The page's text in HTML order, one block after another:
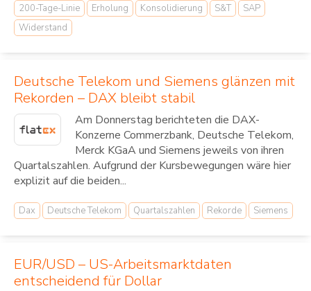
200-Tage-Linie Erholung Konsolidierung S&T
SAP
Widerstand
Deutsche Telekom und Siemens glänzen mit
Rekorden – DAX bleibt stabil
Am Donnerstag berichteten die DAX-
Konzerne Commerzbank, Deutsche Telekom,
Merck KGaA und Siemens jeweils von ihren
Quartalszahlen. Aufgrund der Kursbewegungen wäre hier
explizit auf die beiden...
Dax Deutsche Telekom Quartalszahlen Rekorde Siemens
EUR/USD – US-Arbeitsmarktdaten
entscheidend für Dollar